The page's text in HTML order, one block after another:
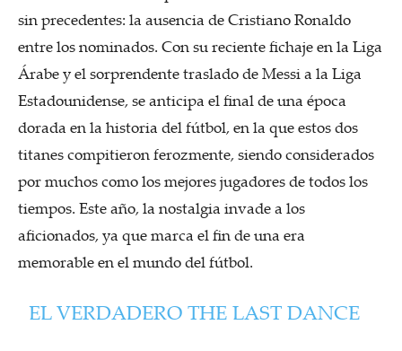
sin precedentes: la ausencia de Cristiano Ronaldo
entre los nominados. Con su reciente fichaje en la Liga
Árabe y el sorprendente traslado de Messi a la Liga
Estadounidense, se anticipa el final de una época
dorada en la historia del fútbol, en la que estos dos
titanes compitieron ferozmente, siendo considerados
por muchos como los mejores jugadores de todos los
tiempos. Este año, la nostalgia invade a los
aficionados, ya que marca el fin de una era
memorable en el mundo del fútbol.
EL VERDADERO THE LAST DANCE